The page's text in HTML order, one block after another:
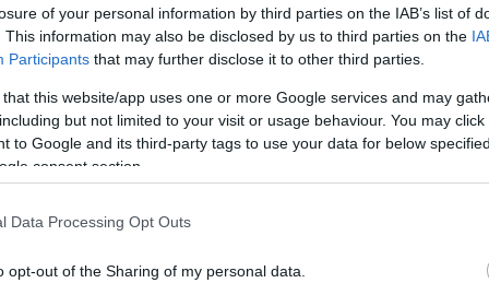
of your personal information by third parties on the IAB’s list of
This information may also be disclosed by us to third parties on the
Participants that may further disclose it to other third parties.
that this website/app uses one or more Google services and may
but not limited to your visit or usage behaviour. You may
to Google and its third-party tags to use your data for below
consent section.
Data Processing Opt Outs
opt-out of the Sharing of my personal data.
έργο διενήργησε η Υποδιεύθυνση
Εγκλημάτων Χίου.
Ο τελευταίος αποχαιρετισμός στην κόρη
- Δείτε βίντεο και φωτογραφίες